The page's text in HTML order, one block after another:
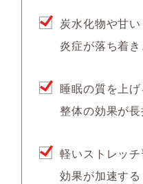
炭水化物や甘い
炎症が落ち着
睡眠の質を上げ
整体の効果が
軽いストレッ
効果が加速する